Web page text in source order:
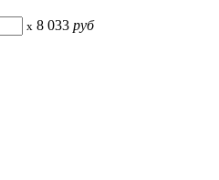
x 8 033 руб